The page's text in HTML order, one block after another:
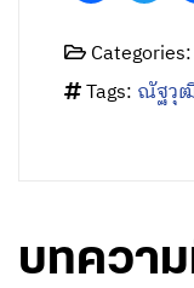
Tags: ณัฐวุฒิ
บทความ